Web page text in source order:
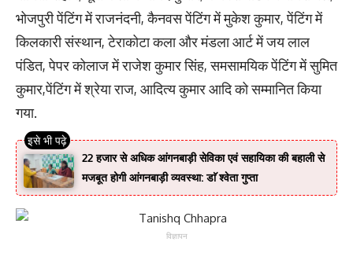
भोजपुरी पेंटिंग में राजनंदनी, कैनवस पेंटिंग में मुकेश कुमार, पेंटिंग में
किलकारी संस्थान, टेराकोटा कला और मंडला आर्ट में जय लाल
पंडित, पेपर कोलाज में राजेश कुमार सिंह, समसामयिक पेंटिंग में सुमित
कुमार,पेंटिंग में श्रेया राज, आदित्य कुमार आदि को सम्मानित किया
गया.
22 हजार से अधिक आंगनबाड़ी सेविका एवं सहायिका की बहाली से
मजबूत होगी आंगनबाड़ी व्यवस्था: डाॅ श्वेता गुप्ता
विज्ञापन